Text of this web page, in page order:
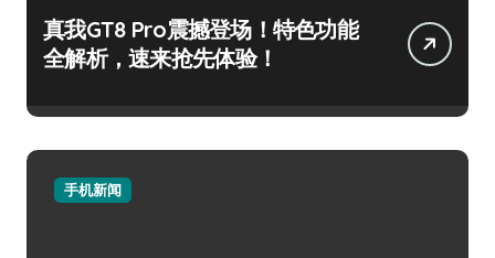
真我GT8 Pro震撼登场！特色功能
全解析，速来抢先体验！
手机新闻